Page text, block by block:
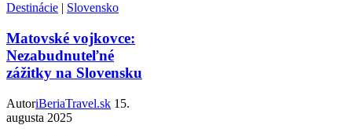
Destinácie | Slovensko
Matovské vojkovce:
Nezabudnuteľné
zážitky na Slovensku
AutoriBeriaTravel.sk 15.
augusta 2025